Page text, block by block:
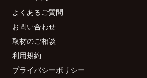
よくあるご質問
お問い合わせ
取材のご相談
利用規約
プライバシーポリシー